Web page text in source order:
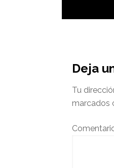
del
lector
Deja
Tu
marcados